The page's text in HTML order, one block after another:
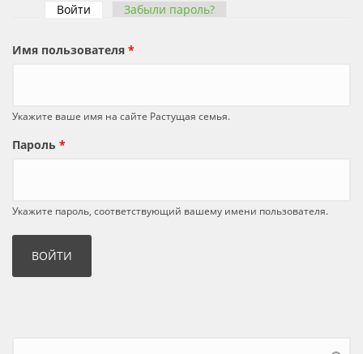
Войти (активная вкладка)
Забыли пароль?
Имя пользователя *
Укажите ваше имя на сайте Растущая семья.
Пароль *
Укажите пароль, соответствующий вашему имени пользователя.